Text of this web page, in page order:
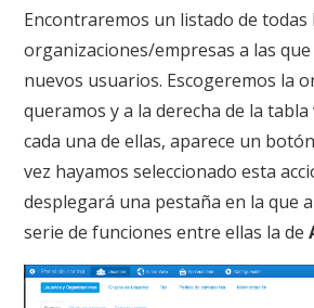
Encontraremos un listado de todas
organizaciones/empresas a las
nuevos usuarios. Escogeremos la
queramos y a la derecha de la
cada una de ellas, aparece un
vez hayamos seleccionado esta
desplegará una pestaña en la que
serie de funciones entre ellas la de